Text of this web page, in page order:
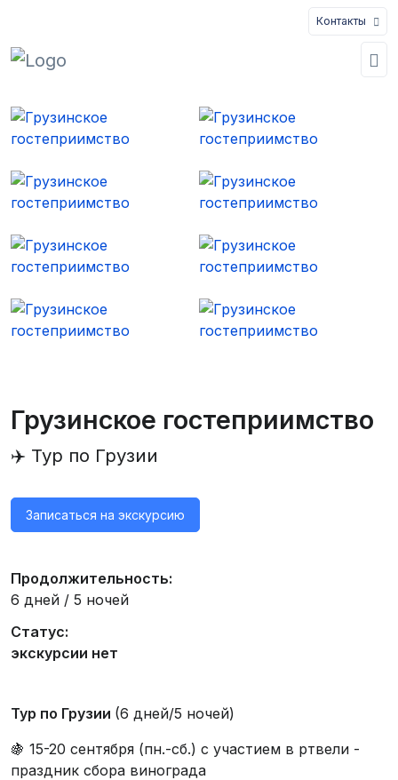
Контакты
Грузинское гостеприимство
✈️ Тур по Грузии
Записаться на экскурсию
Продолжительность:
6 дней / 5 ночей
Статус:
экскурсии нет
Тур по Грузии (6 дней/5 ночей)
🍇 15-20 сентября (пн.-сб.) с участием в ртвели -
праздник сбора винограда